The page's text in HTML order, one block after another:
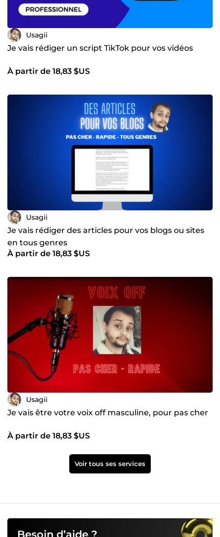
Usagii
Je vais rédiger un script TikTok pour vos vidéos
À partir de 18,83 $US
Usagii
Je vais rédiger des articles pour vos blogs ou sites
en tous genres
À partir de 18,83 $US
Usagii
Je vais être votre voix off masculine, pour pas cher
À partir de 18,83 $US
Voir tous ses services
Besoin d’aide ?